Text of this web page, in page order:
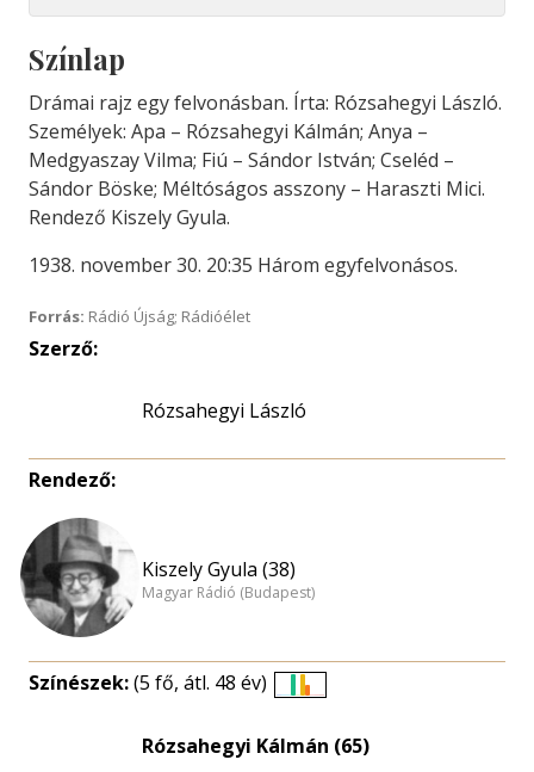
Színlap
Drámai rajz egy felvonásban. Írta: Rózsahegyi László.
Személyek: Apa – Rózsahegyi Kálmán; Anya –
Medgyaszay Vilma; Fiú – Sándor István; Cseléd –
Sándor Böske; Méltóságos asszony – Haraszti Mici.
Rendező Kiszely Gyula.
1938. november 30. 20:35 Három egyfelvonásos.
Forrás: Rádió Újság; Rádióélet
Szerző:
Rózsahegyi László
Rendező:
Kiszely Gyula (38)
Magyar Rádió (Budapest)
Színészek:(5 fő, átl. 48 év)
eloszlás
Rózsahegyi Kálmán (65)